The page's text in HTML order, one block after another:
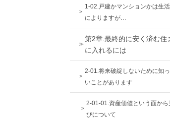
1-02.戸建かマンションかは生
によりますが…
第2章.最終的に安く済む住
に入れるには
2-01.将来破綻しないために知
いことがあります
2-01-01.資産価値という面から
びについて